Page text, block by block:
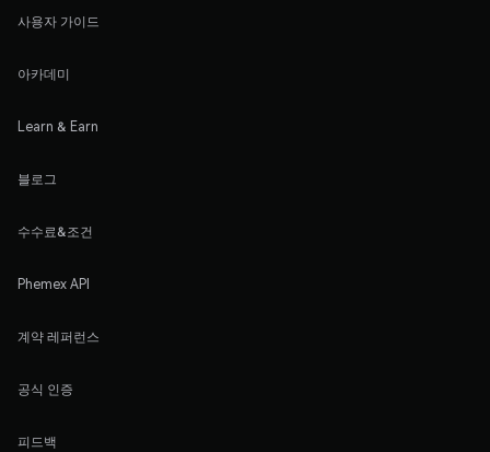
사용자 가이드
아카데미
Learn & Earn
블로그
수수료&조건
Phemex API
계약 레퍼런스
공식 인증
피드백